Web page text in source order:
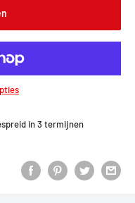
in 3 termijnen